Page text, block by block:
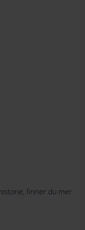
finner du mer